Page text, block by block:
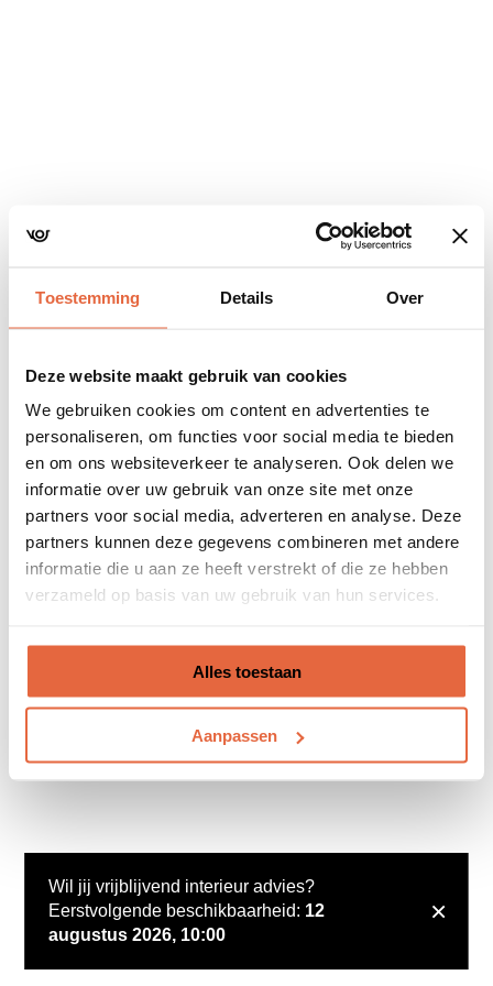
Toestemming Details Over
Deze website maakt gebruik van cookies
We gebruiken cookies om content en advertenties te
personaliseren, om functies voor social media te bieden
en om ons websiteverkeer te analyseren. Ook delen we
informatie over uw gebruik van onze site met onze
partners voor social media, adverteren en analyse. Deze
partners kunnen deze gegevens combineren met andere
informatie die u aan ze heeft verstrekt of die ze hebben
verzameld op basis van uw gebruik van hun services.
Alles toestaan
Aanpassen
Wil jij vrijblijvend interieur advies?
Eerstvolgende beschikbaarheid: 12
augustus 2026, 10:00
×